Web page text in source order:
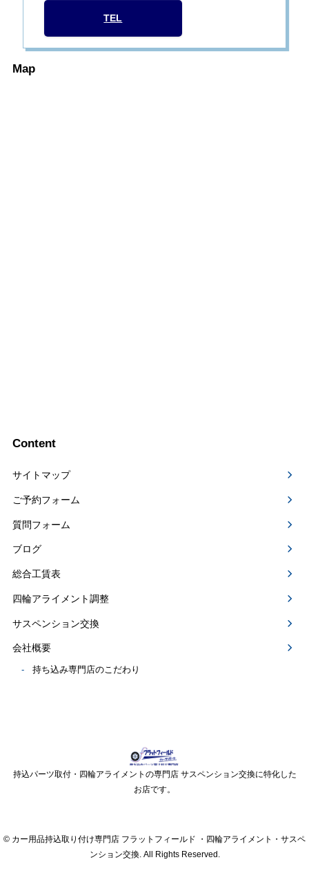
TEL
Map
Content
サイトマップ
ご予約フォーム
質問フォーム
ブログ
総合工賃表
四輪アライメント調整
サスペンション交換
会社概要
持ち込み専門店のこだわり
持込パーツ取付・四輪アライメントの専門店 サスペンション交換に特化した
お店です。
© カー用品持込取り付け専門店 フラットフィールド ・四輪アライメント・サスペ
ンション交換. All Rights Reserved.